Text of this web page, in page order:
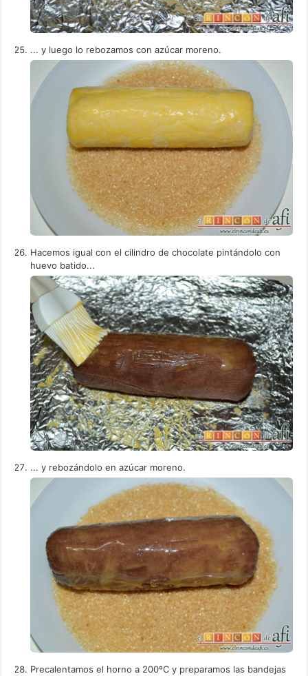
... y luego lo rebozamos con azúcar moreno.
Hacemos igual con el cilindro de chocolate pintándolo con
huevo batido...
... y rebozándolo en azúcar moreno.
Precalentamos el horno a 200ºC y preparamos las bandejas